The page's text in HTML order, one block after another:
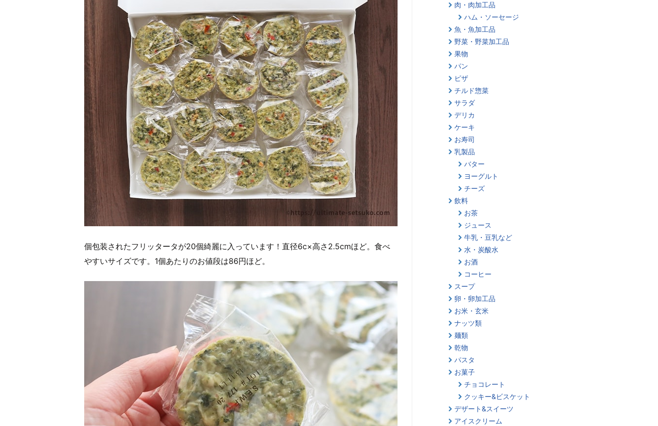
個包装されたフリッタータが20個綺麗に入っています！直径6c×高さ2.5cmほど。食べ
やすいサイズです。1個あたりのお値段は86円ほど。
肉・肉加工品
ハム・ソーセージ
魚・魚加工品
野菜・野菜加工品
果物
パン
ピザ
チルド惣菜
サラダ
デリカ
ケーキ
お寿司
乳製品
バター
ヨーグルト
チーズ
飲料
お茶
ジュース
牛乳・豆乳など
水・炭酸水
お酒
コーヒー
スープ
卵・卵加工品
お米・玄米
ナッツ類
麺類
乾物
パスタ
お菓子
チョコレート
クッキー&ビスケット
デザート&スイーツ
アイスクリーム